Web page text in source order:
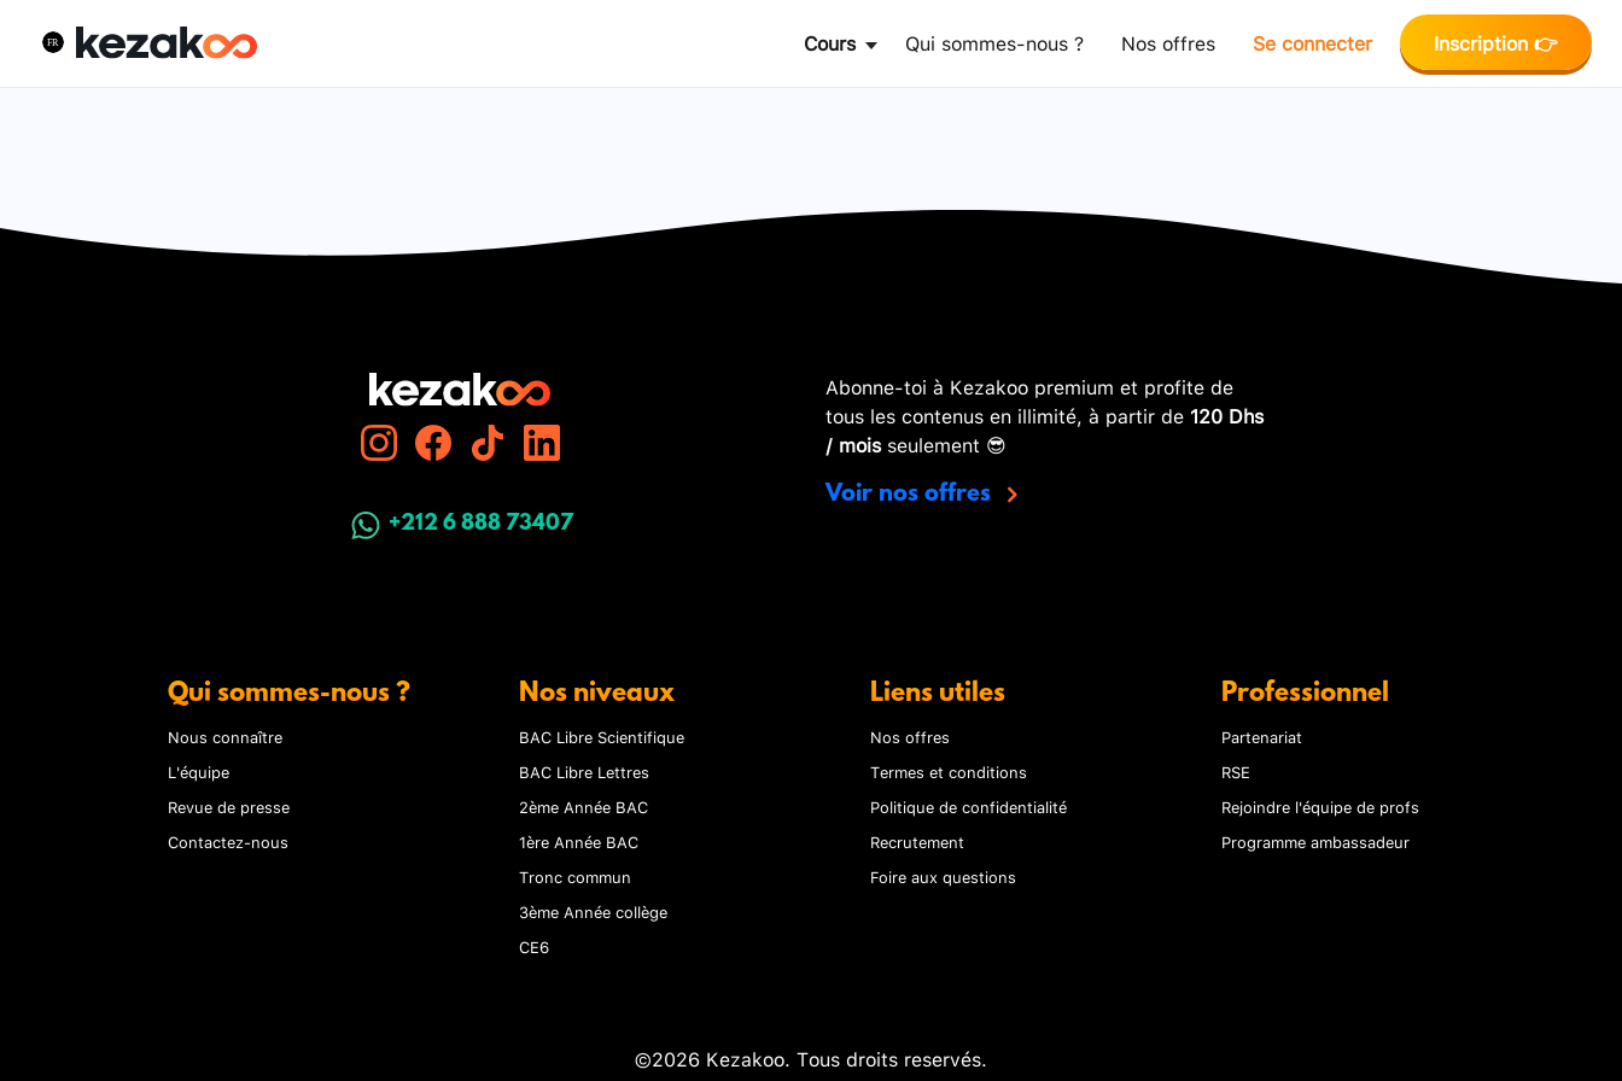
Cours Qui sommes-nous ? Nos offres Se connecter Inscription 👉
+212 6 888 73407
Abonne-toi à Kezakoo premium et profite de
tous les contenus en illimité, à partir de 120 Dhs
/ moisseulement 😎
Voir nos offres
Qui sommes-nous ?
Nous connaître
L'équipe
Revue de presse
Contactez-nous
Nos niveaux
BAC Libre Scientifique
BAC Libre Lettres
2ème Année BAC
1ère Année BAC
Tronc commun
3ème Année collège
CE6
Liens utiles
Nos offres
Termes et conditions
Politique de confidentialité
Recrutement
Foire aux questions
Professionnel
Partenariat
RSE
Rejoindre l'équipe de profs
Programme ambassadeur
©2026 Kezakoo. Tous droits reservés.